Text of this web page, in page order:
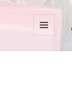
ーとウ